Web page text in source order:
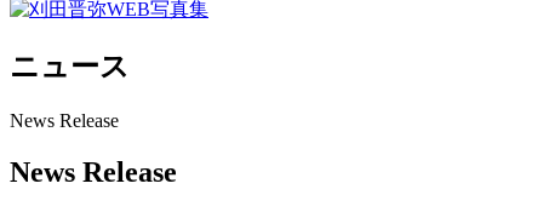
ニュース
News Release
News Release